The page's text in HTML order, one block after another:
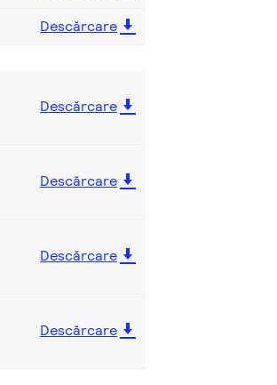
Descărcare
Descărcare
Descărcare
Descărcare
Descărcare